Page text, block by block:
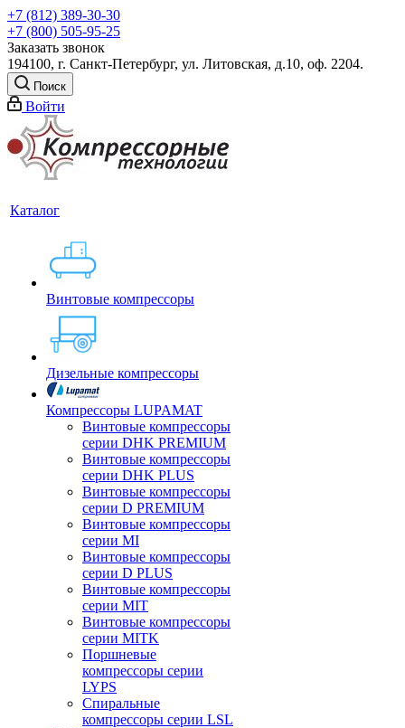
+7 (812) 389-30-30
+7 (800) 505-95-25
Заказать звонок
194100, г. Санкт-Петербург, ул. Литовская, д.10, оф. 2204.
Поиск
Войти
Каталог
Винтовые компрессоры
Дизельные компрессоры
Компрессоры LUPAMAT
Винтовые компрессоры
серии DHK PREMIUM
Винтовые компрессоры
серии DHK PLUS
Винтовые компрессоры
серии D PREMIUM
Винтовые компрессоры
серии MI
Винтовые компрессоры
серии D PLUS
Винтовые компрессоры
серии MIT
Винтовые компрессоры
серии MITK
Поршневые
компрессоры серии
LYPS
Спиральные
компрессоры серии LSL